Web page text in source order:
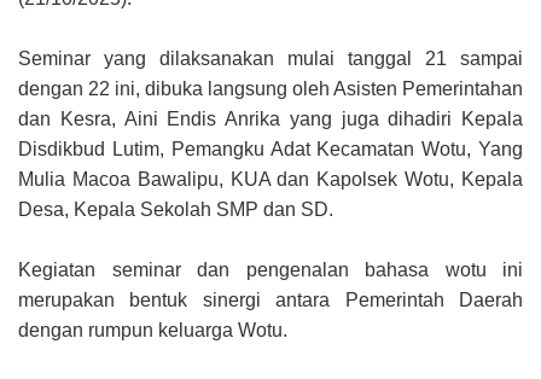
Seminar yang dilaksanakan mulai tanggal 21 sampai
dengan 22 ini, dibuka langsung oleh Asisten Pemerintahan
dan Kesra, Aini Endis Anrika yang juga dihadiri Kepala
Disdikbud Lutim, Pemangku Adat Kecamatan Wotu, Yang
Mulia Macoa Bawalipu, KUA dan Kapolsek Wotu, Kepala
Desa, Kepala Sekolah SMP dan SD.
Kegiatan seminar dan pengenalan bahasa wotu ini
merupakan bentuk sinergi antara Pemerintah Daerah
dengan rumpun keluarga Wotu.